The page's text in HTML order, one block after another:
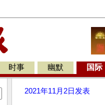
时事 幽默 国际
2021年11月2日 发表